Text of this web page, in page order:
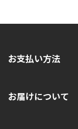
お支払い方法
いいただくことはでき
お届けについて